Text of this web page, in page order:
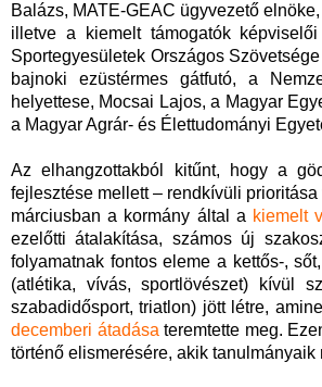
Balázs, MATE-GEAC ügyvezető
illetve a kiemelt támogatók
Sportegyesületek Országos
bajnoki ezüstérmes gátfutó, a
helyettese, Mocsai Lajos, a Magyar
a Magyar Agrár- és Élettudományi
Az elhangzottakból kitűnt, hogy a
fejlesztése mellett – rendkívüli
márciusban a kormány által akiemelt
ezelőtti átalakítása, számos új
folyamatnak fontos eleme a kettős-,
(atlétika, vívás, sportlövészet) kívül
szabadidősport, triatlon) jött létre,
decemberi átadásateremtette meg.
történő elismerésére, akik